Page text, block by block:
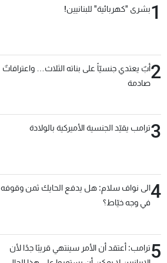
1بشرى "كهربائية" للبنانيين!
2أبٌ يعتدي جنسيّاً على بناته الثلاث… واعترافاتٌ
صادمة
3ترامب يقيّد الجنسية الأميركية بالولادة
4الى نواف سلام: هل يدفع الحايك ثمن وقوفه
في وجه خيّاط؟
5ترامب: أعتقد أن الأمر سينتهي قريبًا جدًا لأن